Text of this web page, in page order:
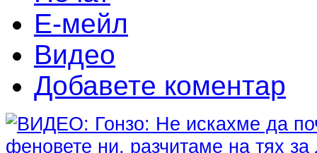
Е-мейл
Видео
Добавете коментар